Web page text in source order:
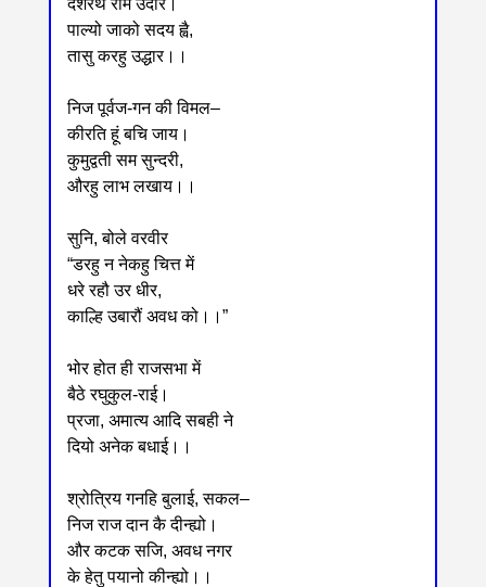
पाल्यो जाको सदय ह्वै,
तासु करहु उद्धार।।
निज पूर्वज-गन की विमल‒
कीरति हूं बचि जाय।
कुमुद्वती सम सुन्दरी,
औरहु लाभ लखाय।।
सुनि, बोले वरवीर
“डरहु न नेकहु चित्त में
धरे रहौ उर धीर,
काल्हि उबारौं अवध को।।”
भोर होत ही राजसभा में
बैठे रघुकुल-राई।
प्रजा, अमात्य आदि सबही ने
दियो अनेक बधाई।।
श्रोत्रिय गनहि बुलाई, सकल‒
निज राज दान कै दीन्ह्यो।
और कटक सजि, अवध नगर
के हेतु पयानो कीन्ह्यो।।